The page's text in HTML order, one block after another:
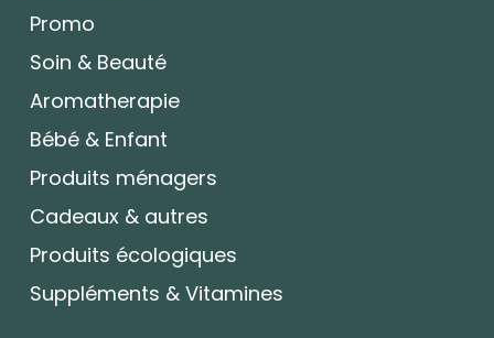
Promo
Soin & Beauté
Aromatherapie
Bébé & Enfant
Produits ménagers
Cadeaux & autres
Produits écologiques
Suppléments & Vitamines